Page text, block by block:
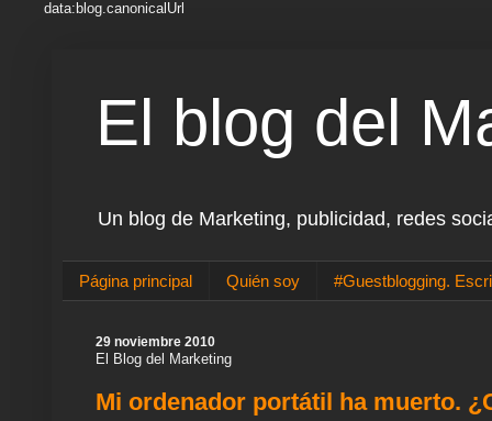
data:blog.canonicalUrl
El blog del
Un blog de Marketing, publicidad, redes
Página principal Quién soy #Guestblogging.
29 noviembre 2010
El Blog del Marketing
Mi ordenador portátil ha muerto.